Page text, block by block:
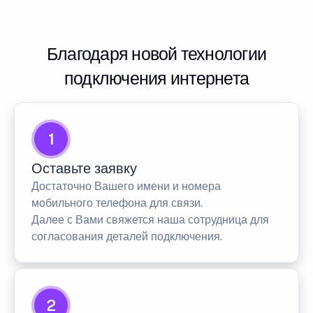
Благодаря новой технологии
подключения интернета
1
Оставьте заявку
Достаточно Вашего имени и номера
мобильного телефона для связи.
Далее с Вами свяжется наша сотрудница для
согласования деталей подключения.
2